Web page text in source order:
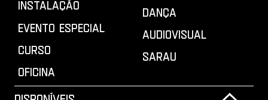
Instalação
Evento especial
Curso
Oficina
Dança
Audiovisual
Sarau